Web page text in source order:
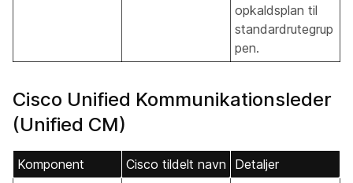
opkaldsplan til
standardrutegrup
pen.
Cisco Unified Kommunikationsleder
(Unified CM)
Komponent Cisco tildelt navn Detaljer